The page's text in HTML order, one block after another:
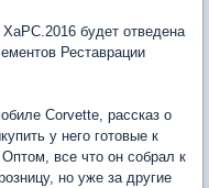
ХаРС.2016 будет отведена
Реставрации
Corvette, рассказ о
у него готовые к
все что он собрал к
но уже за другие